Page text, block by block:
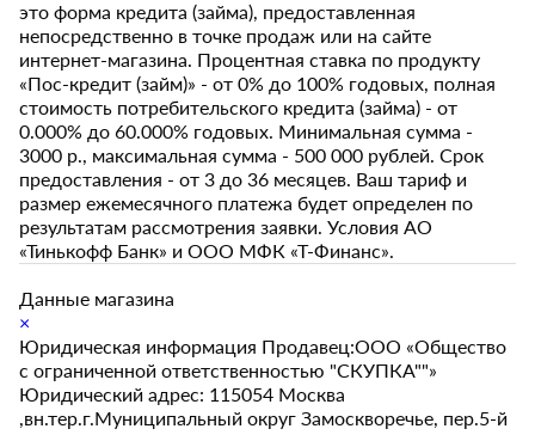
это форма кредита (займа), предоставленная
непосредственно в точке продаж или на сайте
интернет-магазина. Процентная ставка по продукту
«Пос-кредит (займ)» - от 0% до 100% годовых, полная
стоимость потребительского кредита (займа) - от
0.000% до 60.000% годовых. Минимальная сумма -
3000 р., максимальная сумма - 500 000 рублей. Срок
предоставления - от 3 до 36 месяцев. Ваш тариф и
размер ежемесячного платежа будет определен по
результатам рассмотрения заявки. Условия АО
«Тинькофф Банк» и ООО МФК «Т-Финанс».
Данные магазина
×
Юридическая информация Продавец:ООО «Общество
с ограниченной ответственностью "СКУПКА""»
Юридический адрес: 115054 Москва
,вн.тер.г.Муниципальный округ Замоскворечье, пер.5-й